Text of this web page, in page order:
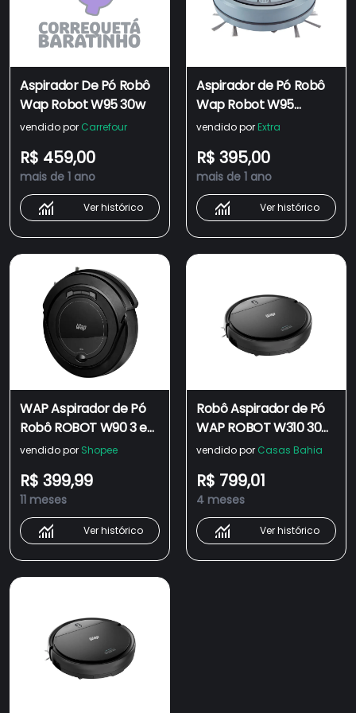
Aspirador De Pó Robô
Wap Robot W95 30w
vendido por Carrefour
R$ 459,00
mais de 1 ano
Ver histórico
Aspirador de Pó Robô
Wap Robot W95
Recarregável com
250ml - Bivolt
vendido por Extra
R$ 395,00
mais de 1 ano
Ver histórico
WAP Aspirador de Pó
Robô ROBOT W90 3 em
1, Automático, 250ml,
Rodas Emborrachadas,
30W 3,6VDC Bivolt
vendido por Shopee
R$ 399,99
11 meses
Ver histórico
Robô Aspirador de Pó
WAP ROBOT W310 30W
3 em 1 Base
vendido por Casas Bahia
R$ 799,01
4 meses
Ver histórico